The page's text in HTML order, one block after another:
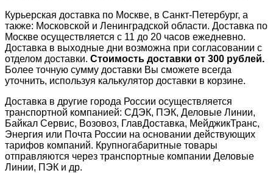
Курьерская доставка по Москве, в Санкт-Петербург, а
также: Московской и Ленинградской области. Доставка по
Москве осуществляется с 11 до 20 часов ежедневно.
Доставка в выходные дни возможна при согласовании с
отделом доставки. Стоимость доставки от 300 рублей.
Более точную сумму доставки Вы сможете всегда
уточнить, используя калькулятор доставки в корзине.
Доставка в другие города России осуществляется
транспортной компанией: СДЭК, ПЭК, Деловые Линии,
Байкал Сервис, Возовоз, ГлавДоставка, МейджикТранс,
Энергия или Почта России на основании действующих
тарифов компаний. Крупногабаритные товары
отправляются через транспортные компании Деловые
Линии, ПЭК и др.